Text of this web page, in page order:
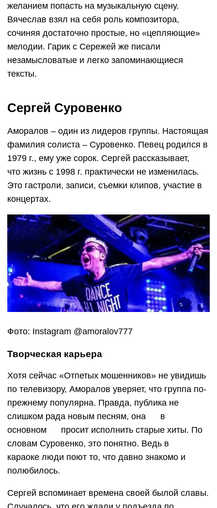
желанием попасть на музыкальную сцену.
Вячеслав взял на себя роль композитора,
сочиняя достаточно простые, но «цепляющие»
мелодии. Гарик с Сережей же писали
незамысловатые и легко запоминающиеся
тексты.
Сергей Суровенко
Аморалов – один из лидеров группы. Настоящая
фамилия солиста – Суровенко. Певец родился в
1979 г., ему уже сорок. Сергей рассказывает,
что жизнь с 1998 г. практически не изменилась.
Это гастроли, записи, съемки клипов, участие в
концертах.
Фото: Instagram @amoralov777
Творческая карьера
Хотя сейчас «Отпетых мошенников» не увидишь
по телевизору, Аморалов уверяет, что группа по-
прежнему популярна. Правда, публика не
слишком рада новым песням, она в
основном просит исполнить старые хиты. По
словам Суровенко, это понятно. Ведь в
караоке люди поют то, что давно знакомо и
полюбилось.
Сергей вспоминает времена своей былой славы.